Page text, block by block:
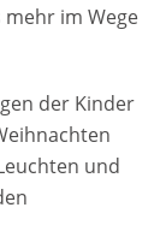
im Wege
der Kinder
und